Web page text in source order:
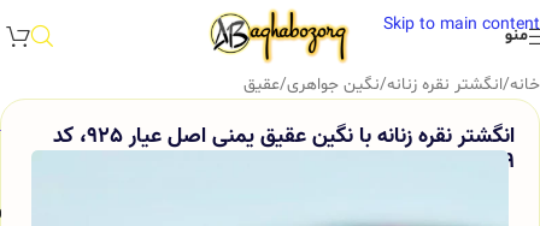
Skip to main content
منو
خانه/انگشتر نقره زنانه/نگین جواهری/عقیق
انگشتر نقره زنانه با نگین عقیق یمنی اصل عیار 925، کد
519